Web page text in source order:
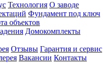
Технология О заводе
Фундамент под ключ
объектов
Домокомплекты
Отзывы Гарантия и сервис
Вакансии Контакты